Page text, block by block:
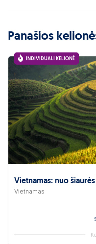
Panašios
INDIVIDUALI KELIONĖ
Vietnamas: nuo
Vietnamas